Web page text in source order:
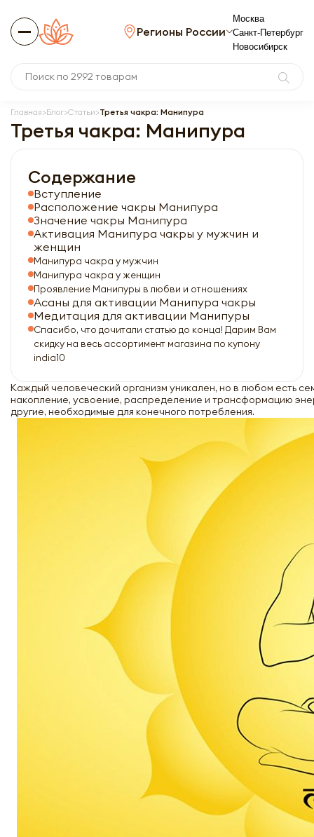
Регионы России
Москва
Санкт-Петербург
Новосибирск
Главная Блог Статьи Третья чакра: Манипура
Третья чакра: Манипура
Каждый человеческий организм уникален, но в любом есть
накопление, усвоение, распределение и трансформацию
другие, необходимые для конечного потребления.
Содержание
Вступление
Расположение чакры Манипура
Значение чакры Манипура
Активация Манипура чакры у мужчин и
женщин
Манипура чакра у мужчин
Манипура чакра у женщин
Проявление Манипуры в любви и отношениях
Асаны для активации Манипура чакры
Медитация для активации Манипуры
Спасибо, что дочитали статью до конца! Дарим Вам
скидку на весь ассортимент магазина по купону
india10